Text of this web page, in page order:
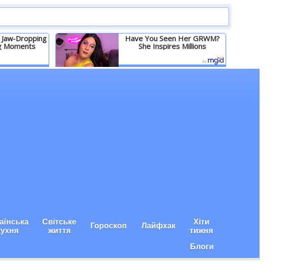
Moments
Have You Seen Her GRWM?
She Inspires Millions
Детальніше
Світське
життя Гороскоп Лайфхак Хіти
тижня
Блоги